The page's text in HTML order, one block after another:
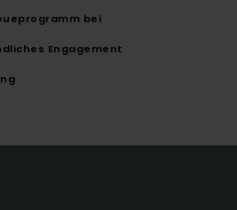
bei
Engagement